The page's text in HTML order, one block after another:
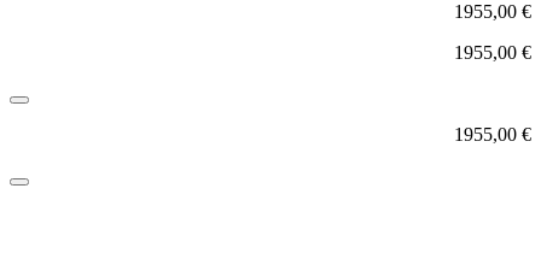
1955,00 €
1955,00 €
1955,00 €